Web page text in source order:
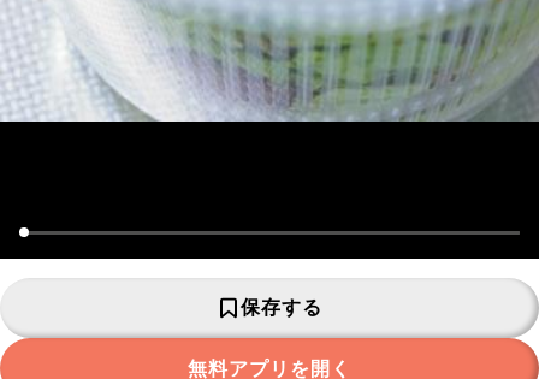
保存する
無料アプリを開く